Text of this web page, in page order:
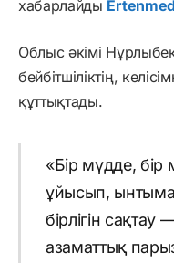
хабарлайды
Облыс әкімі
бейбітшіліктің,
құттықтады.
«Бір мүдде,
ұйысып,
бірлігін
азаматтық